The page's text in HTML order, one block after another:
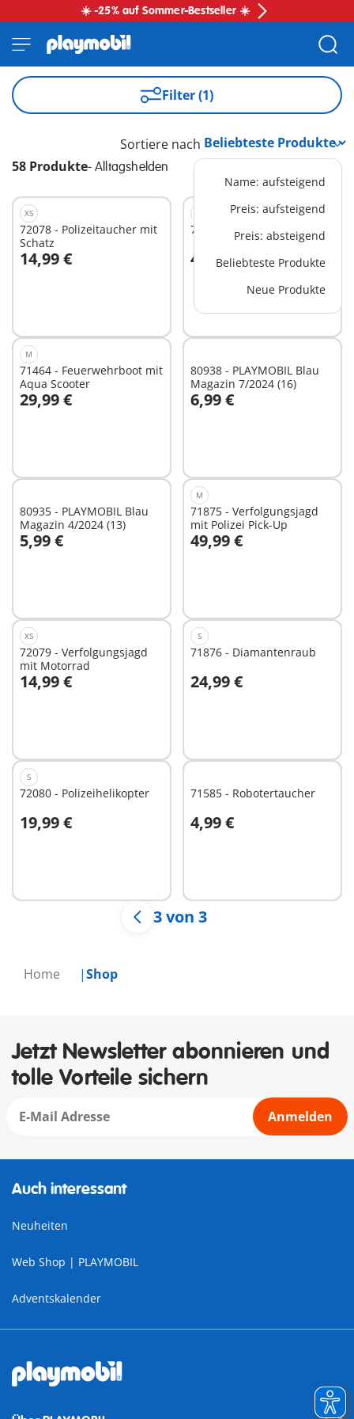
☀️ -25% auf Sommer-Bestseller ☀️
Home Shop
Filter (1)
58 Produkte- Alltagshelden
Sortiere nach
Name: aufsteigend
Preis: aufsteigend
Preis: absteigend
Beliebteste Produkte
Neue Produkte
XS
72078 - Polizeitaucher mit
Schatz
14,99 €
In den Warenkorb
72029 - Polizist mit Radar
4,99 €In den Warenkorb
M
71464 - Feuerwehrboot mit
Aqua Scooter
29,99 €
In den Warenkorb
80938 - PLAYMOBIL Blau
Magazin 7/2024 (16)
6,99 €
In den Warenkorb
80935 - PLAYMOBIL Blau
Magazin 4/2024 (13)
5,99 €
In den Warenkorb
M
71875 - Verfolgungsjagd
mit Polizei Pick-Up
49,99 €
In den Warenkorb
XS
72079 - Verfolgungsjagd
mit Motorrad
14,99 €
In den Warenkorb
S
71876 - Diamantenraub
24,99 €
In den Warenkorb
S
72080 - Polizeihelikopter
19,99 €
71585 - Robotertaucher
4,99 €
3 von 3
Jetzt Newsletter abonnieren und
tolle Vorteile sichern
Anmelden
Auch interessant
Neuheiten
Web Shop | PLAYMOBIL
Adventskalender